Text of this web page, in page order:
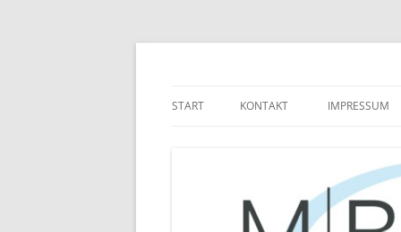
Zum
START KONTAKT IMPRESSUM